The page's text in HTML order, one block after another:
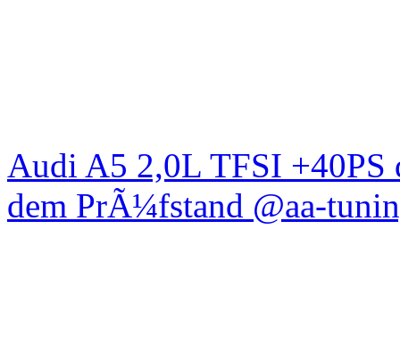
Audi A5 2,0L TFSI +40PS
dem PrÃ¼fstand @aa-